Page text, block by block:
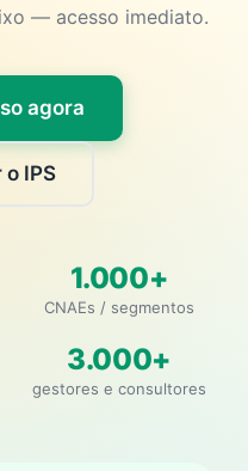
— acesso imediato.
agora
IPS
1.000+
CNAEs / segmentos
3.000+
gestores e consultores